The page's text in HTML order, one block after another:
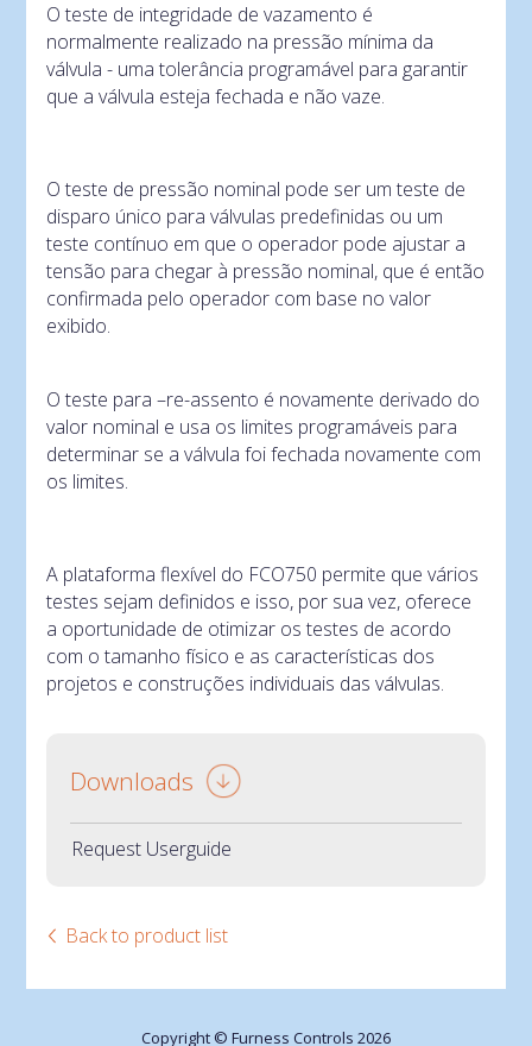
O teste de integridade de vazamento é
normalmente realizado na pressão mínima da
válvula - uma tolerância programável para garantir
que a válvula esteja fechada e não vaze.
O teste de pressão nominal pode ser um teste de
disparo único para válvulas predefinidas ou um
teste contínuo em que o operador pode ajustar a
tensão para chegar à pressão nominal, que é então
confirmada pelo operador com base no valor
exibido.
O teste para –re-assento é novamente derivado do
valor nominal e usa os limites programáveis ​​para
determinar se a válvula foi fechada novamente com
os limites.
A plataforma flexível do FCO750 permite que vários
testes sejam definidos e isso, por sua vez, oferece
a oportunidade de otimizar os testes de acordo
com o tamanho físico e as características dos
projetos e construções individuais das válvulas.
Downloads
Request Userguide
Back to product list
Copyright © Furness Controls 2026